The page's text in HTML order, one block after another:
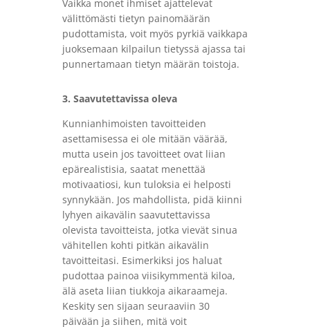
Vaikka monet ihmiset ajattelevat
välittömästi tietyn painomäärän
pudottamista, voit myös pyrkiä vaikkapa
juoksemaan kilpailun tietyssä ajassa tai
punnertamaan tietyn määrän toistoja.
3. Saavutettavissa oleva
Kunnianhimoisten tavoitteiden
asettamisessa ei ole mitään väärää,
mutta usein jos tavoitteet ovat liian
epärealistisia, saatat menettää
motivaatiosi, kun tuloksia ei helposti
synnykään. Jos mahdollista, pidä kiinni
lyhyen aikavälin saavutettavissa
olevista tavoitteista, jotka vievät sinua
vähitellen kohti pitkän aikavälin
tavoitteitasi. Esimerkiksi jos haluat
pudottaa painoa viisikymmentä kiloa,
älä aseta liian tiukkoja aikaraameja.
Keskity sen sijaan seuraaviin 30
päivään ja siihen, mitä voit